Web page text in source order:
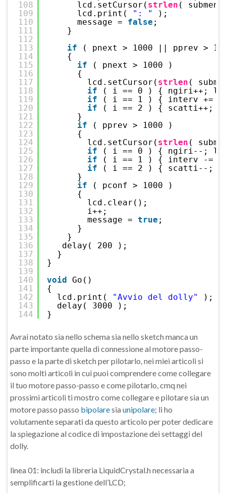
108
109
110
111
112
113
114
115
116
117
118
119
120
121
122
123
124
125
126
127
128
129
130
131
132
133
134
135
136
137
138
139
140
141
142
143
144
lcd.setCursor( strlen (
lcd.print(
": "
);
message = false ;
}
if
( pnext > 1000 || pprev >
{
if
( pnext > 1000 )
{
lcd.setCursor( strlen (
if
( i == 0 ) { ngiri++;
if
( i == 1 ) { interv +=
if
( i == 2 ) { scatti++;
}
if
( pprev > 1000 )
{
lcd.setCursor( strlen (
if
( i == 0 ) { ngiri--;
if
( i == 1 ) { interv -=
if
( i == 2 ) { scatti--;
}
if
( pconf > 1000 )
{
lcd.clear();
i++;
message = true ;
}
}
delay( 200 );
}
}
void Go()
{
lcd.print(
"Avvio del dolly"
);
delay( 3000 );
}
Avrai notato sia nello schema sia nello sketch manca un
parte importante quella di connessione al motore passo-
passo e la parte di sketch per pilotarlo, nei miei articoli si
sono molti articoli in cui puoi comprendere come collegare
il tuo motore passo-passo e come pilotarlo, cmq nei
prossimi articoli ti mostro come collegare e pilotare sia un
motore passo passo bipolaresia unipolare; li ho
volutamente separati da questo articolo per poter dedicare
la spiegazione al codice di impostazione dei settaggi del
dolly.
linea 01: includi la libreria LiquidCrystal.h necessaria a
semplificarti la gestione dell’LCD;